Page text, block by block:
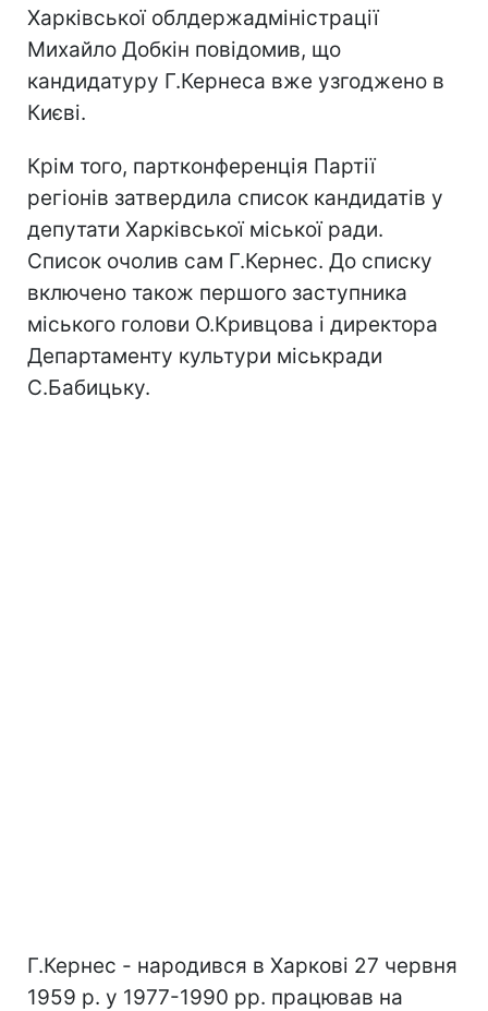
Харківської облдержадміністрації
Михайло Добкін повідомив, що
кандидатуру Г.Кернеса вже узгоджено в
Києві.
Крім того, партконференція Партії
регіонів затвердила список кандидатів у
депутати Харківської міської ради.
Список очолив сам Г.Кернес. До списку
включено також першого заступника
міського голови О.Кривцова і директора
Департаменту культури міськради
С.Бабицьку.
Г.Кернес - народився в Харкові 27 червня
1959 р. у 1977-1990 рр. працював на